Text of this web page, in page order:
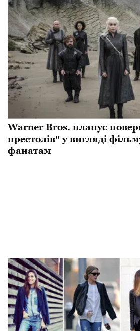
Warner Bros. планує
престолів" у вигляді
фанатам